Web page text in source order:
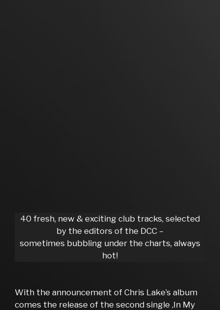
40 fresh, new & exciting club tracks, selected
by the editors of the DCC –
sometimes bubbling under the charts, always
hot!
With the announcement of Chris Lake’s album
comes the release of the second single ‚In My